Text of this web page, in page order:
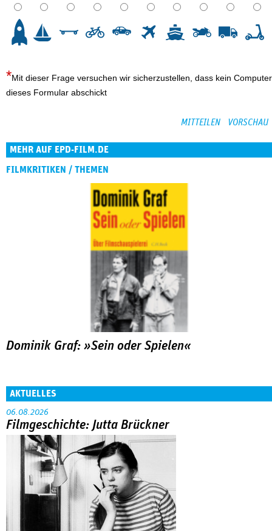
Mit dieser Frage versuchen wir sicherzustellen, dass kein Computer
dieses Formular abschickt
MEHR AUF EPD-FILM.DE
FILMKRITIKEN / THEMEN
Dominik Graf: »Sein oder Spielen«
AKTUELLES
06.08.2026
Filmgeschichte: Jutta Brückner